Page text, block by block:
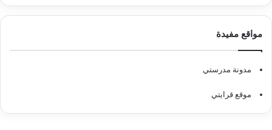
مواقع مفيدة
مدونة مدرستي
موقع قرايتي